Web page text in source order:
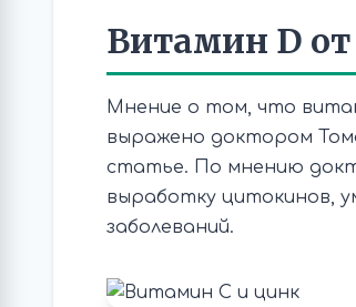
Витамин D
Мнение о том, что
выражено доктором
статье. По мнению
выработку цитокинов,
заболеваний.